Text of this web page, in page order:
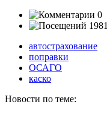
0
1981
автострахование
поправки
ОСАГО
каско
Новости по теме: